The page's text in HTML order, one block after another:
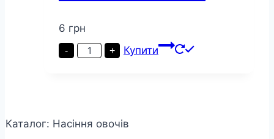
6 грн
-
Томат
Президент
+ Купити
Каталог: Насіння овочів